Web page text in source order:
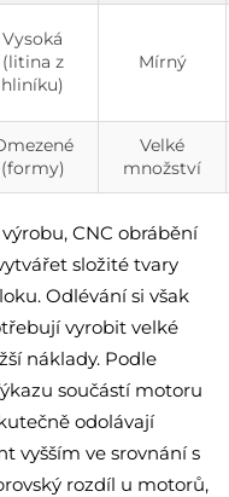
Vysoká
(litina z
hliníku)
Mírný
(formy)
Velké
množství
CNC obrábění
složité tvary
Odlévání si však
vyrobit velké
náklady. Podle
součástí motoru
odolávají
vyšším ve srovnání s
rozdíl u motorů,